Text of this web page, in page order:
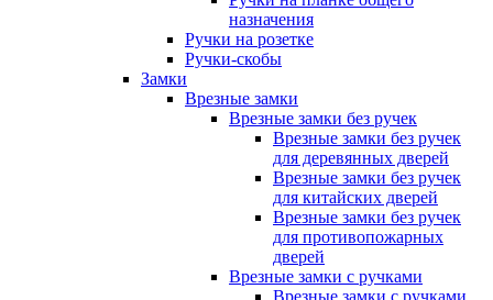
назначения
Ручки на розетке
Ручки-скобы
Замки
Врезные замки
Врезные замки без ручек
Врезные замки без ручек
для деревянных дверей
Врезные замки без ручек
для китайских дверей
Врезные замки без ручек
для противопожарных
дверей
Врезные замки с ручками